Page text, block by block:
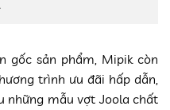
gốc sản phẩm, Mipik còn
trình ưu đãi hấp dẫn,
những mẫu vợt Joola chất